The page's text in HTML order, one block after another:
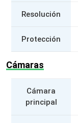
Resolución
Protección
Cámaras
Cámara
principal